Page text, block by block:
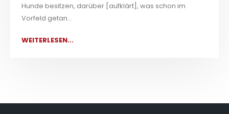
Hunde besitzen, darüber [aufklärt], was schon im
Vorfeld getan...
WEITERLESEN...